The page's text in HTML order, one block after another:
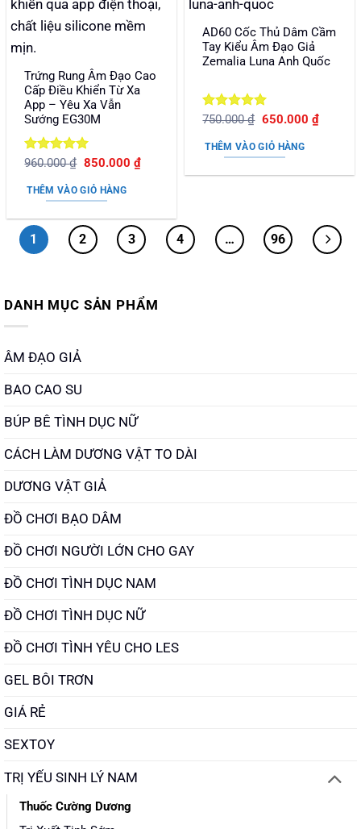
Trứng Rung Âm Đạo Cao
Cấp Điều Khiển Từ Xa
App – Yêu Xa Vẫn
Sướng EG30M
Được xếp
sao
960.000₫ Giá
là:
960.000 ₫.
850.000 ₫Giá
hiện
THÊM VÀO GIỎ HÀNG
AD60 Cốc Thủ Dâm Cầm
Tay Kiểu Âm Đạo Giả
Zemalia Luna Anh Quốc
Được xếp
sao
750.000₫ Giá
là:
750.000 ₫.
650.000 ₫Giá
hiện
THÊM VÀO GIỎ HÀNG
1 2 3 4 … 96
DANH MỤC SẢN PHẨM
ÂM ĐẠO GIẢ
BAO CAO SU
BÚP BÊ TÌNH DỤC NỮ
CÁCH LÀM DƯƠNG VẬT TO DÀI
DƯƠNG VẬT GIẢ
ĐỒ CHƠI BẠO DÂM
ĐỒ CHƠI NGƯỜI LỚN CHO GAY
ĐỒ CHƠI TÌNH DỤC NAM
ĐỒ CHƠI TÌNH DỤC NỮ
ĐỒ CHƠI TÌNH YÊU CHO LES
GEL BÔI TRƠN
GIÁ RẺ
SEXTOY
TRỊ YẾU SINH LÝ NAM
Thuốc Cường Dương